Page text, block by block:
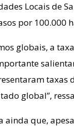
Locais de
por 100.000
globais, a
global”,
ainda que,